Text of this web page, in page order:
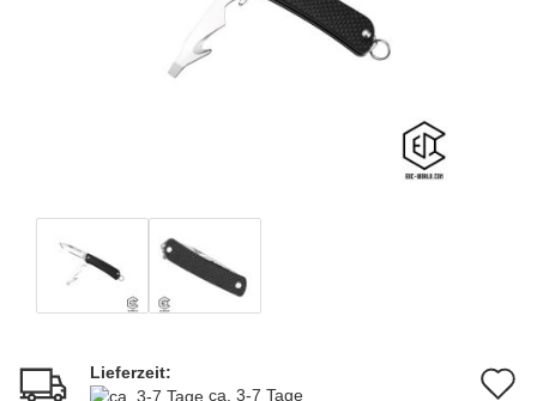
Lieferzeit:
ca. 3-7 Tage